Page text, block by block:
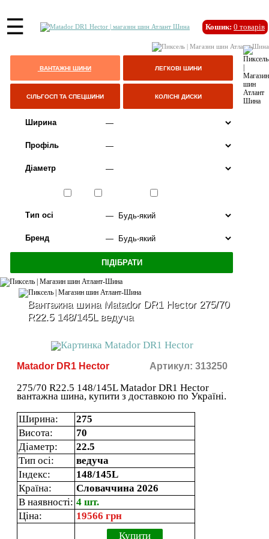
☰ Кошик: 0 товарів
ВАНТАЖНІ ШИНИ ЛЕГКОВІ ШИНИ
СІЛЬГОСП ТА СПЕЦШИНИ КОЛІСНІ ДИСКИ
Ширина
Профіль
Діаметр
Тип осі
Бренд
Вантажна шина Matador DR1 Hector 275/70
R22.5 148/145L ведуча
Matador DR1 Hector Артикул: 313250
275/70 R22.5 148/145L Matador DR1 Hector
вантажна шина, купити з доставкою по Україні.
Ширина:
275
Висота:
70
Діаметр:
22.5
Тип осі:
ведуча
Індекс:
148/145L
Країна:
Словаччина 2026
В наявності: 4 шт.
Ціна:
19566 грн
Купити